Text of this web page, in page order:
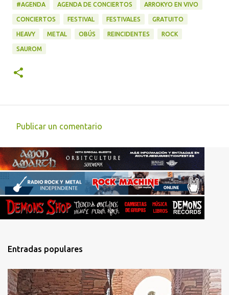
#AGENDA AGENDA DE CONCIERTOS ARROKYO EN VIVO
CONCIERTOS FESTIVAL FESTIVALES GRATUITO
HEAVY METAL OBÚS REINCIDENTES ROCK
SAUROM
o
m
e
n
t
i
o
s
Publicar un comentario
Entradas populares